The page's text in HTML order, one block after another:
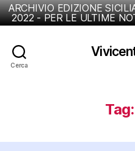
ARCHIVIO EDIZIONE
2022 - PER LE ULTIME
Cerca
Tag: